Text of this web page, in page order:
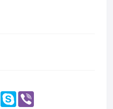
MessageSkype